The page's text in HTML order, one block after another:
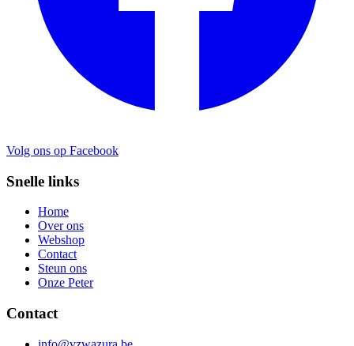
Volg ons op Facebook
Snelle links
Home
Over ons
Webshop
Contact
Steun ons
Onze Peter
Contact